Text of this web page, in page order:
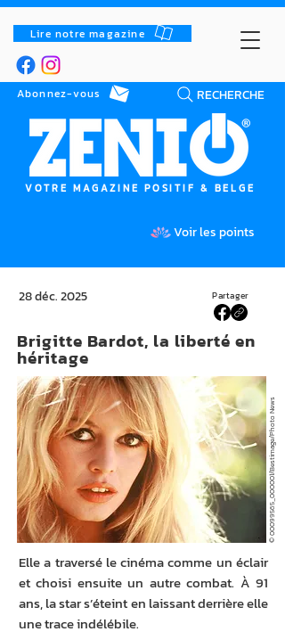
Lire notre magazine
RECHERCHE
Abonnez-vous
VOTRE MAGAZINE POSITIF & BELGE
Voir les points
Partager
28 déc. 2025
Brigitte Bardot, la liberté en
héritage
© 00099565_000001/Bestimage/Photo News
Elle a traversé le cinéma comme un éclair
et choisi ensuite un autre combat. À 91
ans, la star s’éteint en laissant derrière elle
une trace indélébile.